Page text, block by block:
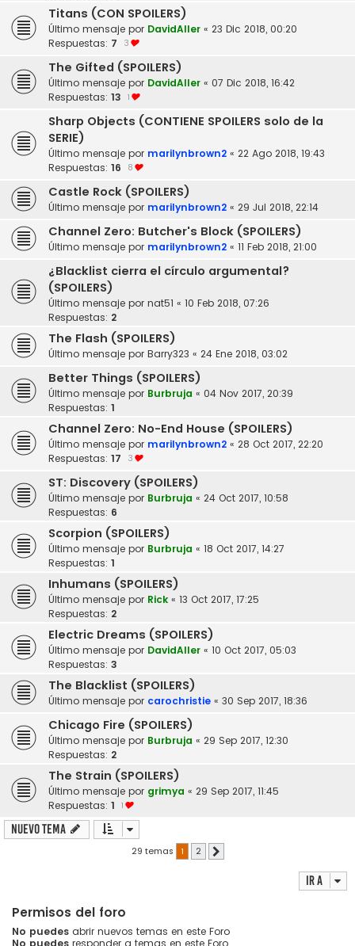
Titans (CON SPOILERS)
Último mensaje por DavidAller « 23 Dic 2018, 00:20
Respuestas: 7 3
The Gifted (SPOILERS)
Último mensaje por DavidAller « 07 Dic 2018, 16:42
Respuestas: 13 1
Sharp Objects (CONTIENE SPOILERS solo de la
SERIE)
Último mensaje por marilynbrown2 « 22 Ago 2018, 19:43
Respuestas: 16 8
Castle Rock (SPOILERS)
Último mensaje por marilynbrown2 « 29 Jul 2018, 22:14
Channel Zero: Butcher's Block (SPOILERS)
Último mensaje por marilynbrown2 « 11 Feb 2018, 21:00
¿Blacklist cierra el círculo argumental?
(SPOILERS)
Último mensaje por nat51 « 10 Feb 2018, 07:26
Respuestas: 2
The Flash (SPOILERS)
Último mensaje por Barry323 « 24 Ene 2018, 03:02
Better Things (SPOILERS)
Último mensaje por Burbruja « 04 Nov 2017, 20:39
Respuestas: 1
Channel Zero: No-End House (SPOILERS)
Último mensaje por marilynbrown2 « 28 Oct 2017, 22:20
Respuestas: 17 3
ST: Discovery (SPOILERS)
Último mensaje por Burbruja « 24 Oct 2017, 10:58
Respuestas: 6
Scorpion (SPOILERS)
Último mensaje por Burbruja « 18 Oct 2017, 14:27
Respuestas: 1
Inhumans (SPOILERS)
Último mensaje por Rick « 13 Oct 2017, 17:25
Respuestas: 2
Electric Dreams (SPOILERS)
Último mensaje por DavidAller « 10 Oct 2017, 05:03
Respuestas: 3
The Blacklist (SPOILERS)
Último mensaje por carochristie « 30 Sep 2017, 18:36
Chicago Fire (SPOILERS)
Último mensaje por Burbruja « 29 Sep 2017, 12:30
Respuestas: 2
The Strain (SPOILERS)
Último mensaje por grimya « 29 Sep 2017, 11:45
Respuestas: 1 1
Nuevo Tema
29 temas 1 2
Ir a
Permisos del foro
No puedes abrir nuevos temas en este Foro
No puedes responder a temas en este Foro